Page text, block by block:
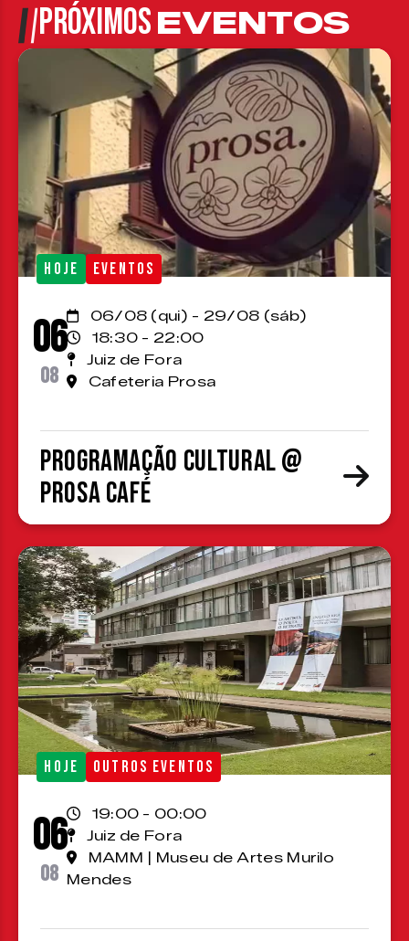
PRÓXIMOSEVENTOS
HOJE EVENTOS
06
08
06/08 (qui) - 29/08 (sáb)
18:30 - 22:00
Juiz de Fora
Cafeteria Prosa
Programação cultural @
Prosa Café
HOJE OUTROS EVENTOS
06
08
19:00 - 00:00
Juiz de Fora
MAMM | Museu de Artes Murilo
Mendes